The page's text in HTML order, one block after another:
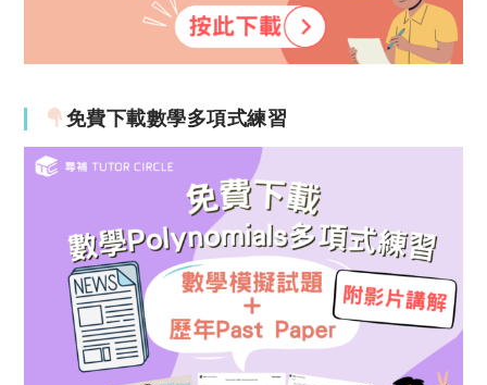
免費下載數學多項式練習